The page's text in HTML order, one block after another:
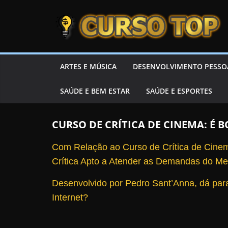
CURSOTOP
l
o
r
e
s
ARTES E MÚSICA DESENVOLVIMENTO
SAÚDE E BEM ESTAR SAÚDE E ESPORTES
CURSO DE CRÍTICA DE CINEMA: É
Com Relação ao Curso de Crítica de
Crítica Apto a Atender as Demandas do
Desenvolvido por Pedro Sant’Anna, dá
Internet?